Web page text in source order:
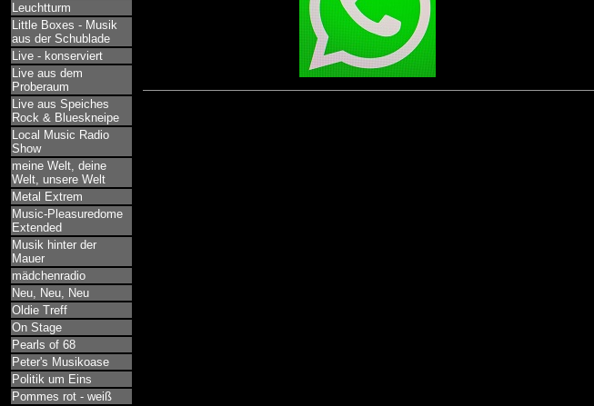
Leuchtturm
Little Boxes - Musik
aus der Schublade
Live - konserviert
Live aus dem
Proberaum
Live aus Speiches
Rock & Blueskneipe
Local Music Radio
Show
meine Welt, deine
Welt, unsere Welt
Metal Extrem
Music-Pleasuredome
Extended
Musik hinter der
Mauer
mädchenradio
Neu, Neu, Neu
Oldie Treff
On Stage
Pearls of 68
Peter's Musikoase
Politik um Eins
Pommes rot - weiß